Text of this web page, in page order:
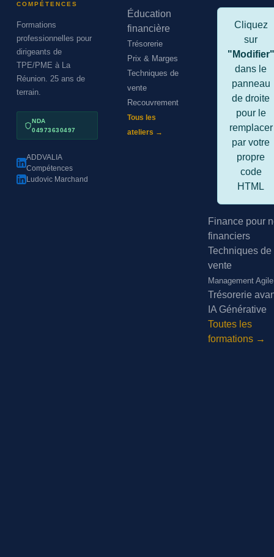
COMPÉTENCES
Formations
professionnelles pour
dirigeants de
TPE/PME à La
Réunion. 25 ans de
terrain.
NDA
04973630497
ADDVALIA
Compétences
Ludovic Marchand
Éducation
financière
Trésorerie
Prix & Marges
Techniques de
vente
Recouvrement
Tous les
ateliers →
Cliquez
sur
"Modifier"
dans le
panneau
de droite
pour le
remplacer
par votre
propre
code
HTML
Finance pour
financiers
Techniques de
vente
Management Agile
Trésorerie
IA Générative
Toutes les
formations →